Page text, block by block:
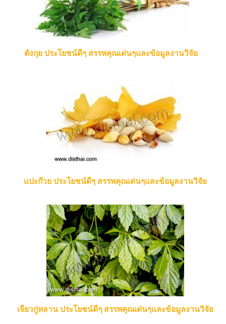
ตังกุย ประโยชน์ดีๆ สรรพคุณเด่นๆและข้อมูลงานวิจัย
แปะก๊วย ประโยชน์ดีๆ สรรพคุณเด่นๆและข้อมูลงานวิจัย
เจียวกู่หลาน ประโยชน์ดีๆ สรรพคุณเด่นๆและข้อมูลงานวิจัย